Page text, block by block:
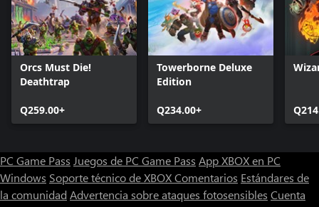
Orcs Must Die!
Deathtrap
Q259.00+
Towerborne Deluxe
Edition
Q234.00+
PC Game Pass Juegos de PC Game Pass App XBOX en PC
Windows Soporte técnico de XBOXComentarios Estándares de
la comunidad Advertencia sobre ataques fotosensibles Cuenta